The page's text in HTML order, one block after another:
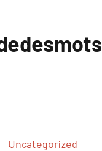
Uncategorized